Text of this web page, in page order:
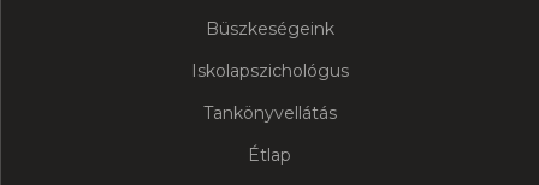
Büszkeségeink
Iskolapszichológus
Tankönyvellátás
Étlap